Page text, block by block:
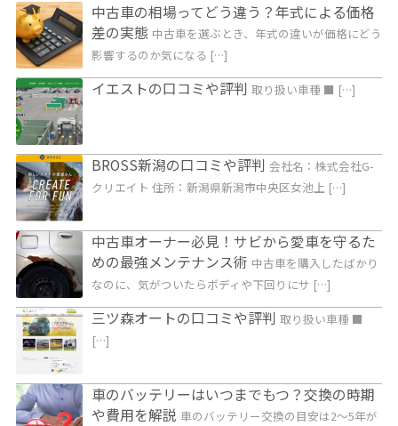
中古車の相場ってどう違う？年式による価格
差の実態 中古車を選ぶとき、年式の違いが価格にどう
影響するのか気になる […]
イエストの口コミや評判 取り扱い車種 ■ […]
BROSS新潟の口コミや評判 会社名：株式会社G-
クリエイト 住所：新潟県新潟市中央区女池上 […]
中古車オーナー必見！サビから愛車を守るた
めの最強メンテナンス術 中古車を購入したばかり
なのに、気がついたらボディや下回りにサ […]
三ツ森オートの口コミや評判 取り扱い車種 ■
[…]
車のバッテリーはいつまでもつ？交換の時期
や費用を解説 車のバッテリー交換の目安は2～5年が